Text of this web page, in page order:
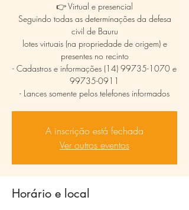
👉 Virtual e presencial
Seguindo todas as determinações da defesa
civil de Bauru
lotes virtuais (na propriedade de origem) e
presentes no recinto
- Cadastros e informações (14) 99735-1070 e
99735-0911
- Lances somente pelos telefones informados
A inscrição está fechada
Ver outros eventos
Horário e local